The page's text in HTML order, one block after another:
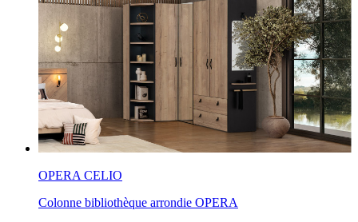
OPERA CELIO
Colonne bibliothèque arrondie OPERA